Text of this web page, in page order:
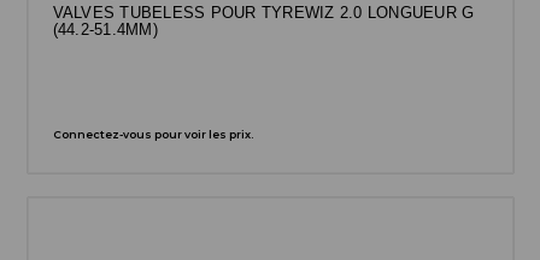
VALVES TUBELESS POUR TYREWIZ 2.0 LONGUEUR G
(44.2-51.4MM)
Connectez-vous pour voir les prix.